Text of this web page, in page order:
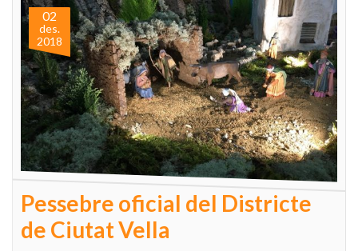
02
des.
2018
Pessebre oficial del Districte
de Ciutat Vella